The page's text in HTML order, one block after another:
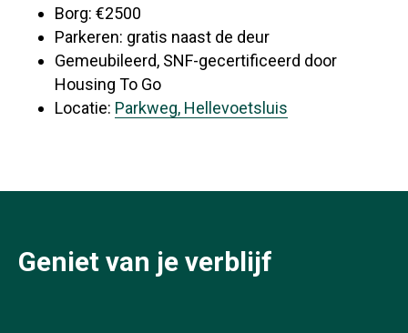
Borg: €2500
Parkeren: gratis naast de deur
Gemeubileerd, SNF-gecertificeerd door
Housing To Go
Locatie: Parkweg, Hellevoetsluis
Geniet van je verblijf